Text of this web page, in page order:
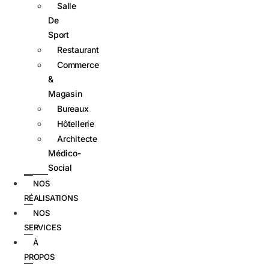
Salle
De
Sport
Restaurant
Commerce
&
Magasin
Bureaux
Hôtellerie
Architecte
Médico-
Social
NOS
RÉALISATIONS
NOS
SERVICES
À
PROPOS